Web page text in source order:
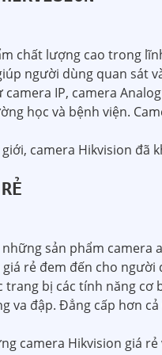
chất lượng cao trong
người dùng quan sát
IP, camera
học và bệnh viện.
camera Hikvision đã
sản phẩm
rẻ đem đến cho
bị các tính năng
va đập. Đẳng cấp hơn
camera Hikvision giá